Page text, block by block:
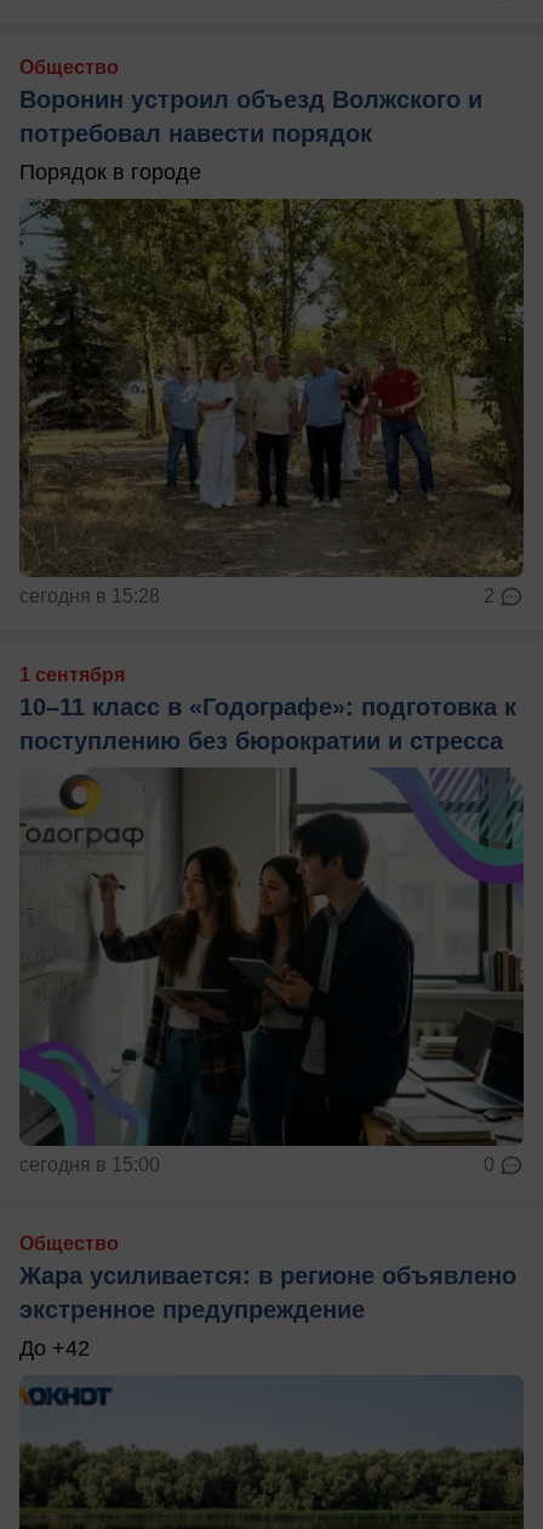
Общество
Воронин устроил объезд Волжского и
потребовал навести порядок
Порядок в городе
сегодня в 15:28 2
1 сентября
10–11 класс в «Годографе»: подготовка к
поступлению без бюрократии и стресса
сегодня в 15:00 0
Общество
Жара усиливается: в регионе объявлено
экстренное предупреждение
До +42